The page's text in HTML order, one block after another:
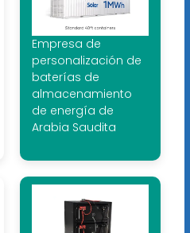
Empresa de
personalización de
baterías de
almacenamiento
de energía de
Arabia Saudita